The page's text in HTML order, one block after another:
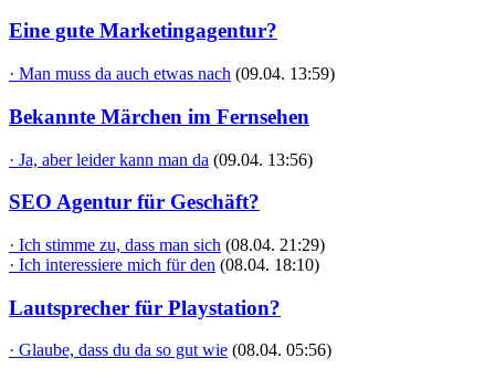
Eine gute Marketingagentur?
· Man muss da auch etwas nach (09.04. 13:59)
Bekannte Märchen im Fernsehen
· Ja, aber leider kann man da (09.04. 13:56)
SEO Agentur für Geschäft?
· Ich stimme zu, dass man sich (08.04. 21:29)
· Ich interessiere mich für den (08.04. 18:10)
Lautsprecher für Playstation?
· Glaube, dass du da so gut wie (08.04. 05:56)